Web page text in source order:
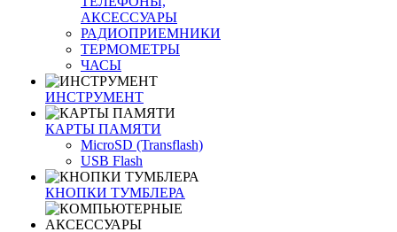
АКСЕССУАРЫ
РАДИОПРИЕМНИКИ
ТЕРМОМЕТРЫ
ЧАСЫ
ИНСТРУМЕНТ
КАРТЫ ПАМЯТИ
MicroSD (Transflash)
USB Flash
КНОПКИ ТУМБЛЕРА